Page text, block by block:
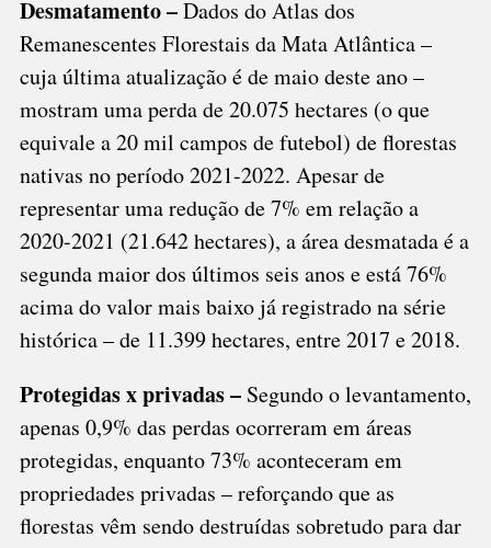
Desmatamento –Dados do Atlas dos
Remanescentes Florestais da Mata Atlântica –
cuja última atualização é de maio deste ano –
mostram uma perda de 20.075 hectares (o que
equivale a 20 mil campos de futebol) de florestas
nativas no período 2021-2022. Apesar de
representar uma redução de 7% em relação a
2020-2021 (21.642 hectares), a área desmatada é a
segunda maior dos últimos seis anos e está 76%
acima do valor mais baixo já registrado na série
histórica – de 11.399 hectares, entre 2017 e 2018.
Protegidas x privadas – Segundo o levantamento,
apenas 0,9% das perdas ocorreram em áreas
protegidas, enquanto 73% aconteceram em
propriedades privadas – reforçando que as
florestas vêm sendo destruídas sobretudo para dar